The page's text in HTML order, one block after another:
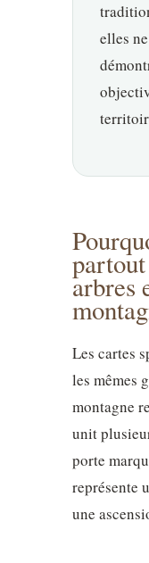
elles
arbres
Les cartes
les mêmes
montagne
unit
porte
représente
une